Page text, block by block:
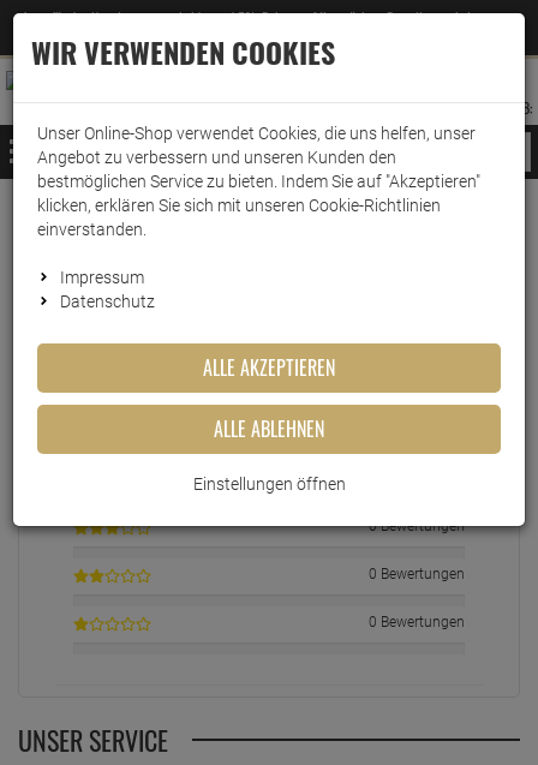
Jetzt für den Newsletter entscheiden und 5% Rabatt auf Ihre nächste Bestellung erhalten
–Zum Newsletter
ANMELDEN
AUFKLAPPEN
MERKZETTEL
WARENKORB:
MENÜ
Echte
EINLOGGEN UND BEWERTUNG SCHREIBEN
0 Bewertungen
0 Bewertungen
0 Bewertungen
UNSER SERVICE
WIR VERWENDEN COOKIES
Unser Online-Shop verwendet Cookies, die uns helfen, unser
Angebot zu verbessern und unseren Kunden den
bestmöglichen Service zu bieten. Indem Sie auf "Akzeptieren"
klicken, erklären Sie sich mit unseren Cookie-Richtlinien
einverstanden.
Impressum
Datenschutz
ALLE AKZEPTIEREN
ALLE ABLEHNEN
Einstellungen öffnen